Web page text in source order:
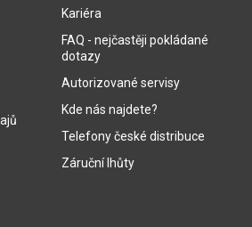
Kariéra
FAQ - nejčastěji pokládané
dotazy
Autorizované servisy
Kde nás najdete?
Telefony české distribuce
Záruční lhůty